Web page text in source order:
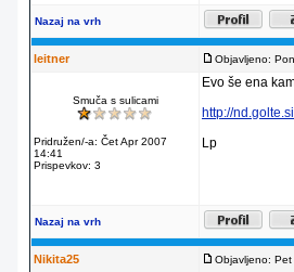
Nazaj na vrh
leitner Objavljeno:
Smuča s sulicami
Pridružen/-a: Čet Apr 2007
14:41
Prispevkov: 3
Evo še ena
http://
Lp
Nazaj na vrh
Nikita25 Objavljeno: